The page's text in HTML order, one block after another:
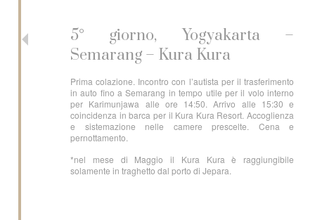
5° giorno, Yogyakarta –
Semarang – Kura Kura
Prima colazione. Incontro con l’autista per il trasferimento
in auto fino a Semarang in tempo utile per il volo interno
per Karimunjawa alle ore 14:50. Arrivo alle 15:30 e
coincidenza in barca per il Kura Kura Resort. Accoglienza
e sistemazione nelle camere prescelte. Cena e
pernottamento.
*nel mese di Maggio il Kura Kura è raggiungibile
solamente in traghetto dal porto di Jepara.